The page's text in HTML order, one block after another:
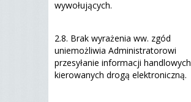
wywołujących.
2.8. Brak wyrażenia ww. zgód
uniemożliwia Administratorowi
przesyłanie informacji handlowych
kierowanych drogą elektroniczną.